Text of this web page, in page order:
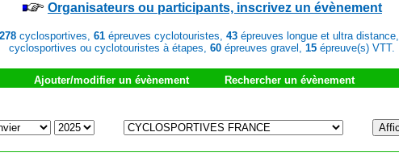
Organisateurs ou participants, inscrivez un évènement
278cyclosportives, 61épreuves cyclotouristes, 43épreuves longue et ultra distance,
cyclosportives ou cyclotouristes à étapes, 60 épreuves gravel, 15 épreuve(s) VTT.
Ajouter/modifier un évènement Rechercher un évènement